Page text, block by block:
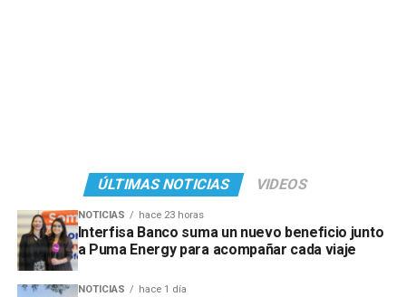
ÚLTIMAS NOTICIAS VIDEOS
NOTICIAS hace 23 horas
Interfisa Banco suma un nuevo beneficio junto
a Puma Energy para acompañar cada viaje
NOTICIAS hace 1 día